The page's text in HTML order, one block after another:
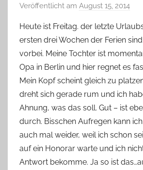
Produkttests
vieles
mehr
Veröffentlicht am August 15, 2014
n
Y
v
o
n
n
e
Heute ist Freitag. der letzte
ersten drei Wochen der Ferien
vorbei. Meine Tochter ist
Opa in Berlin und hier regnet es
Mein Kopf scheint gleich zu
dreht sich gerade rum und ich
Ahnung, was das soll. Gut – ist
durch. Bisschen Aufregen kann
auch mal weider, weil ich schon
auf ein Honorar warte und ich
Antwort bekomme. Ja so ist